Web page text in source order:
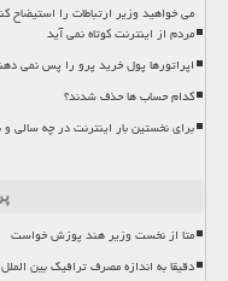
می خواهید وزیر ارتباطات را استیضاح
مردم از اینترنت کوتاه نمی آید
اپراتورها پول خرید پرو را پس نمی
کدام حساب ها حذف شدند؟
برای نخستین بار اینترنت در چه سالی
متا از نخست وزیر هند پوزش خواست
دقیقا به اندازه مصرف ترافیک بین